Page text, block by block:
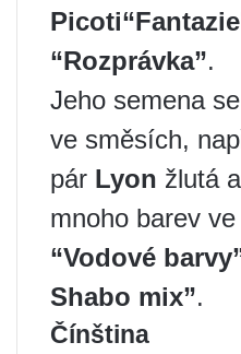
Picoti
“Rozprávka”.
Jeho semena
ve směsích,
pár Lyon žlutá
mnoho barev
“Vodové
Shabo mix”.
Čínština